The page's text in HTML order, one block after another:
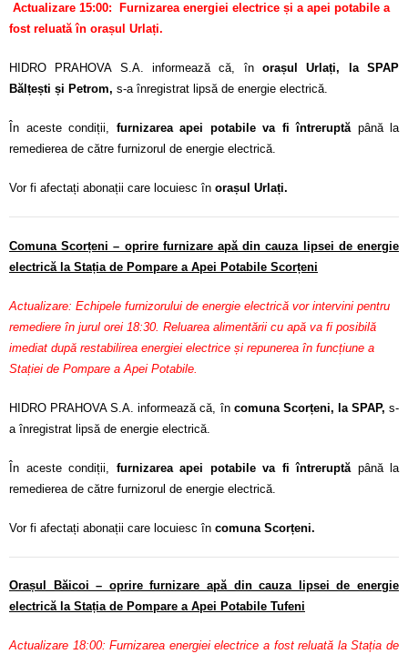
Actualizare 15:00: Furnizarea energiei electrice și a apei potabile a
fost reluată în orașul Urlați.
HIDRO PRAHOVA S.A. informează că, în orașul Urlați, la SPAP
Bălțești și Petrom, s-a înregistrat lipsă de energie electrică.
În aceste condiții, furnizarea apei potabile va fi întreruptă până la
remedierea de către furnizorul de energie electrică.
Vor fi afectați abonații care locuiesc în orașul Urlați.
Comuna Scorțeni – oprire furnizare apă din cauza lipsei de energie
electrică la Stația de Pompare a Apei Potabile Scorțeni
Actualizare: Echipele furnizorului de energie electrică vor intervini pentru
remediere în jurul orei 18:30. Reluarea alimentării cu apă va fi posibilă
imediat după restabilirea energiei electrice și repunerea în funcțiune a
Stației de Pompare a Apei Potabile.
HIDRO PRAHOVA S.A. informează că, în comuna Scorțeni, la SPAP, s-
a înregistrat lipsă de energie electrică.
În aceste condiții, furnizarea apei potabile va fi întreruptă până la
remedierea de către furnizorul de energie electrică.
Vor fi afectați abonații care locuiesc în comuna Scorțeni.
Orașul Băicoi – oprire furnizare apă din cauza lipsei de energie
electrică la Stația de Pompare a Apei Potabile Tufeni
Actualizare 18:00: Furnizarea energiei electrice a fost reluată la Stația de